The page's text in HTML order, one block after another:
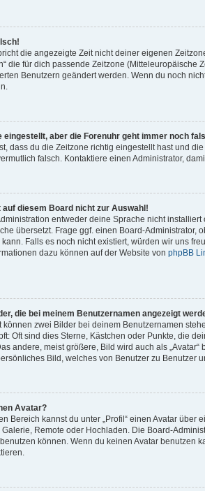
die angezeigte Zeit nicht deiner eigenen
die für dich passende Zeitzone (Mitteleuropäische
Benutzern geändert werden. Wenn du noch
eingestellt, aber die Forenuhr geht immer noch
dass du die Zeitzone richtig eingestellt hast und
falsch. Kontaktiere einen Administrator,
auf diesem Board nicht zur Auswahl!
entweder deine Sprache nicht
übersetzt. Frage ggf. einen Board-Administrator,
Falls es noch nicht existiert, würden wir uns
dazu können auf der Website von phpBB
die bei meinem Benutzernamen angezeigt
können zwei Bilder bei deinem Benutzernamen
Oft sind dies Sterne, Kästchen oder Punkte, die
andere, meist größere, Bild wird auch als
Bild, welches von Benutzer zu Benutzer
Avatar?
Bereich kannst du unter „Profil“ einen Avatar über
Galerie, Remote oder Hochladen. Die Board-
können. Wenn du keinen Avatar benutzen